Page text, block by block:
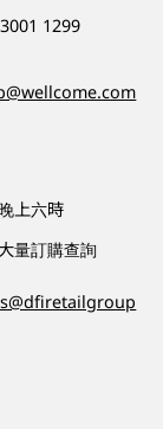
1299
上六時
量訂購查詢